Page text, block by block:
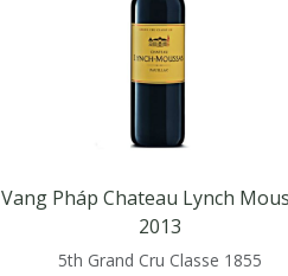
Vang Pháp Chateau Lynch
2013
5th Grand Cru Classe 1855